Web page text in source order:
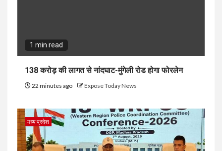
1 min read
138 करोड़ की लागत से नांदघाट-मुंगेली रोड होगा फोरलेन
22 minutes ago Expose Today News
मध्य प्रदेश